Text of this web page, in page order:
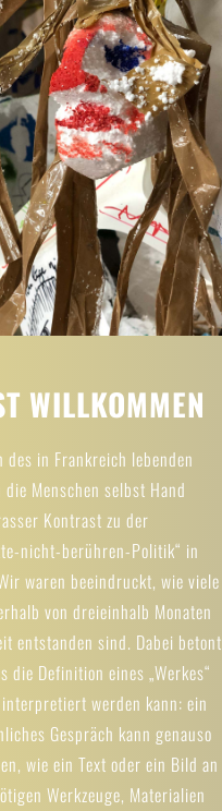
WILLKOMMEN
des in Frankreich lebenden
Menschen selbst Hand
Kontrast zu der
nicht-berühren-Politik“ in
waren beeindruckt, wie viele
von dreieinhalb Monaten
entstanden sind. Dabei betont
die Definition eines „Werkes“
werden kann: ein
Gespräch kann genauso
wie ein Text oder ein Bild an
Werkzeuge, Materialien